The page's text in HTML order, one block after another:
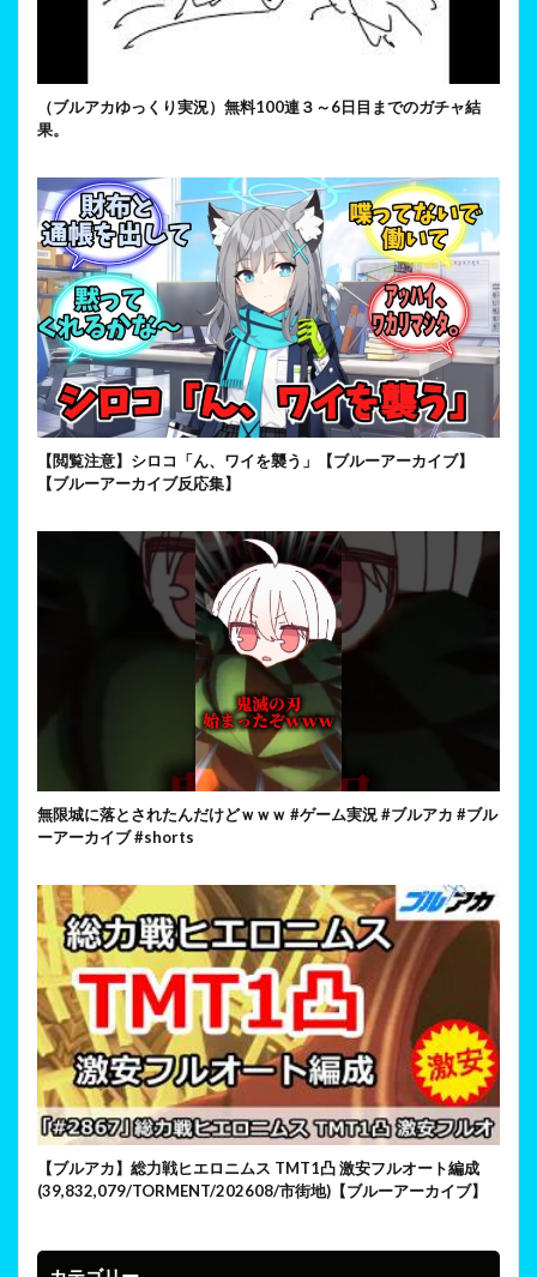
（ブルアカゆっくり実況）無料100連３～6日目までのガチャ結
果。
【閲覧注意】シロコ「ん、ワイを襲う」【ブルーアーカイブ】
【ブルーアーカイブ反応集】
無限城に落とされたんだけどｗｗｗ #ゲーム実況 #ブルアカ #ブル
ーアーカイブ #shorts
【ブルアカ】総力戦ヒエロニムス TMT1凸 激安フルオート編成
(39,832,079/TORMENT/202608/市街地)【ブルーアーカイブ】